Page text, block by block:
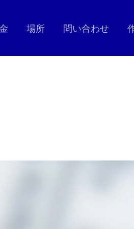
場所 問い合わせ